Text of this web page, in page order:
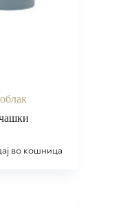
во кошница